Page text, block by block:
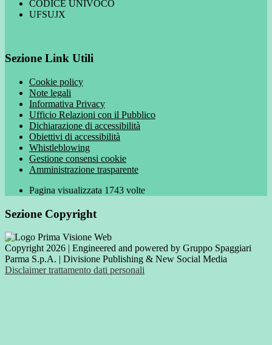
CODICE UNIVOCO
UFSUJX
Sezione Link Utili
Cookie policy
Note legali
Informativa Privacy
Ufficio Relazioni con il Pubblico
Dichiarazione di accessibilità
Obiettivi di accessibilità
Whistleblowing
Gestione consensi cookie
Amministrazione trasparente
Pagina visualizzata 1743 volte
Sezione Copyright
Copyright 2026 | Engineered and powered by Gruppo Spaggiari
Parma S.p.A. | Divisione Publishing & New Social Media
Disclaimer trattamento dati personali